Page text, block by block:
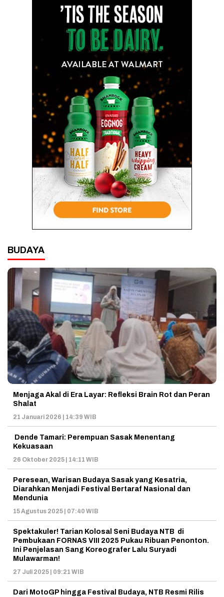
BUDAYA
Menjaga Akal di Era Layar: Refleksi Brain Rot dan Peran
Shalat
21 Januari 2026 | 14:39 WIB
Dende Tamari: Perempuan Sasak Menentang
Kekuasaan
26 Oktober 2025 | 14:11 WIB
Peresean, Warisan Budaya Sasak yang Kesatria,
Diarahkan Menjadi Festival Bertaraf Nasional dan
Mendunia
15 Agustus 2025 | 07:40 WIB
Spektakuler! Tarian Kolosal Seni Budaya NTB di
Pembukaan FORNAS VIII 2025 Pukau Ribuan Penonton.
Ini Penjelasan Sang Koreografer Lalu Suryadi
Mulawarman!
27 Juli 2025 | 09:21 WIB
Dari MotoGP hingga Festival Budaya, NTB Resmi Rilis